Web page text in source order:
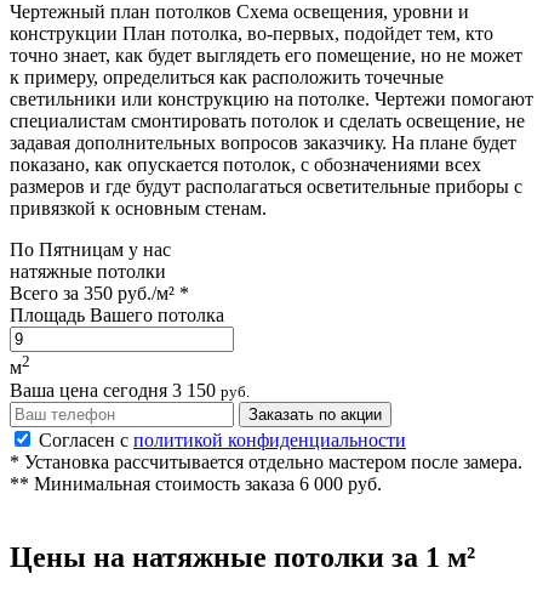
Чертежный план потолков Схема освещения, уровни и
конструкции План потолка, во-первых, подойдет тем, кто
точно знает, как будет выглядеть его помещение, но не может
к примеру, определиться как расположить точечные
светильники или конструкцию на потолке. Чертежи помогают
специалистам смонтировать потолок и сделать освещение, не
задавая дополнительных вопросов заказчику. На плане будет
показано, как опускается потолок, с обозначениями всех
размеров и где будут располагаться осветительные приборы с
привязкой к основным стенам.
По Пятницам у нас
натяжные потолки
Всего за 350 руб./м² *
Площадь Вашего потолка
м2
Ваша цена сегодня 3 150 руб.
Заказать по акции
Согласен с политикой конфиденциальности
* Установка рассчитывается отдельно мастером после замера.
** Минимальная стоимость заказа 6 000 руб.
Цены на натяжные потолки за 1 м²